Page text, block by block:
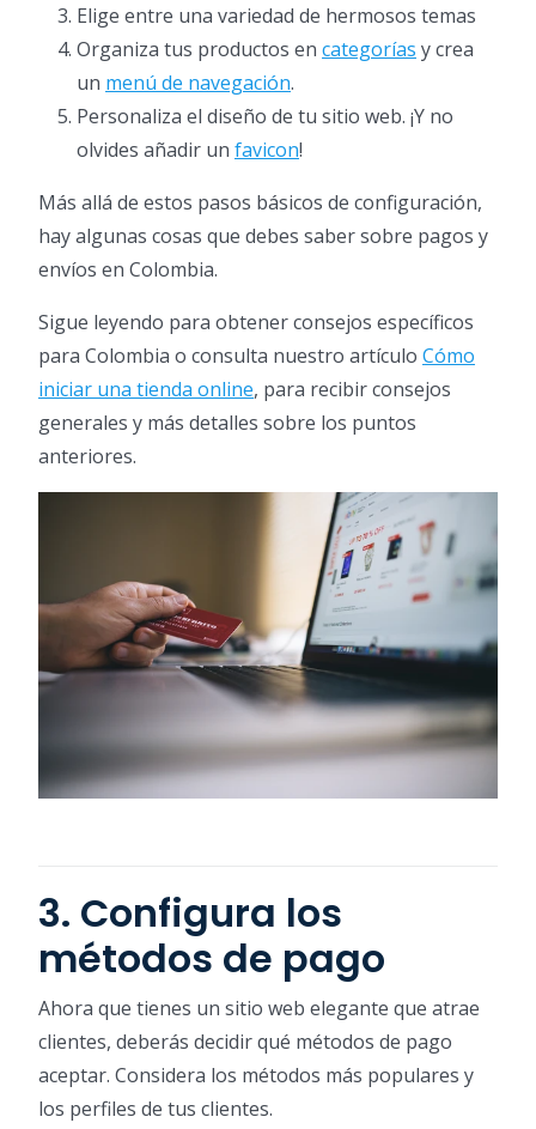
Elige entre una variedad de hermosos temas
Organiza tus productos en categorías y crea
un menú de navegación.
Personaliza el diseño de tu sitio web. ¡Y no
olvides añadir un favicon!
Más allá de estos pasos básicos de configuración,
hay algunas cosas que debes saber sobre pagos y
envíos en Colombia.
Sigue leyendo para obtener consejos específicos
para Colombia o consulta nuestro artículo Cómo
iniciar una tienda online, para recibir consejos
generales y más detalles sobre los puntos
anteriores.
3. Configura los
métodos de pago
Ahora que tienes un sitio web elegante que atrae
clientes, deberás decidir qué métodos de pago
aceptar. Considera los métodos más populares y
los perfiles de tus clientes.